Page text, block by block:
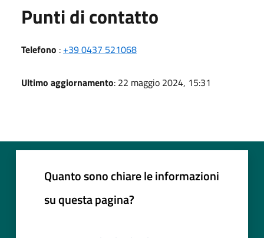
Punti di contatto
Telefono : +39 0437 521068
Ultimo aggiornamento: 22 maggio 2024, 15:31
Quanto sono chiare le informazioni
su questa pagina?